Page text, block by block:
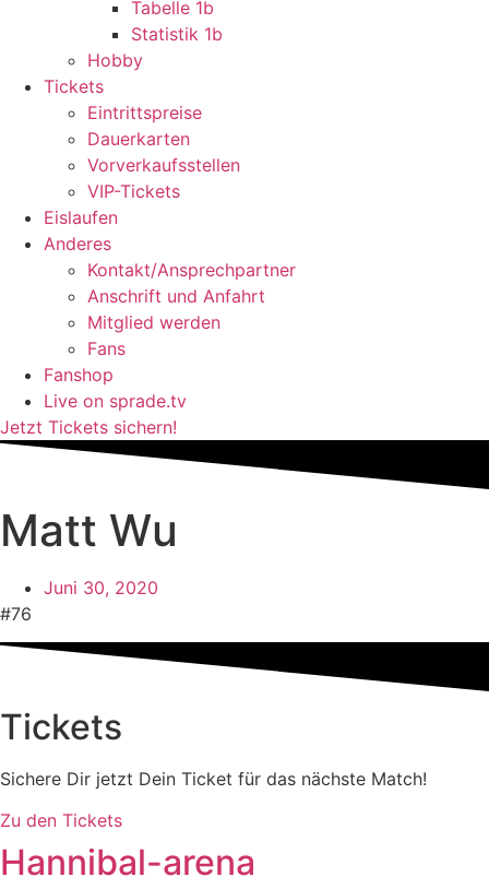
Tabelle 1b
Statistik 1b
Hobby
Tickets
Eintrittspreise
Dauerkarten
Vorverkaufsstellen
VIP-Tickets
Eislaufen
Anderes
Kontakt/Ansprechpartner
Anschrift und Anfahrt
Mitglied werden
Fans
Fanshop
Live on sprade.tv
Jetzt Tickets sichern!
Matt Wu
Juni 30, 2020
#76
Tickets
Sichere Dir jetzt Dein Ticket für das nächste Match!
Zu den Tickets
Hannibal-arena